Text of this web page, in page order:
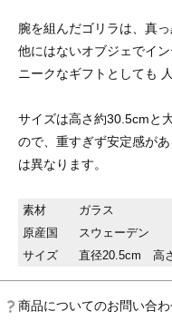
腕を組んだゴリラは、真
他にはないオブジェでイ
ニークなギフトとしても
サイズは高さ約30.5cmと
ので、重すぎず安定感が
は異なります。
素材
ガラス
原産国
スウェーデン
サイズ
直径20.5cm 高
商品についてのお問い合